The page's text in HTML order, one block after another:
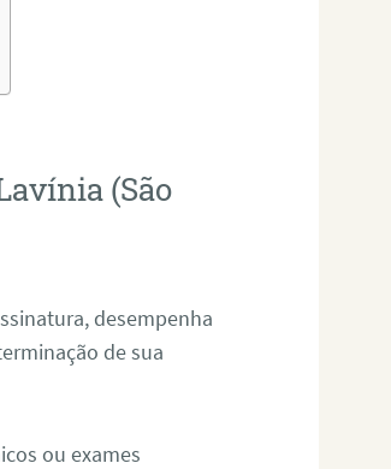
(São
desempenha
de sua
ou exames